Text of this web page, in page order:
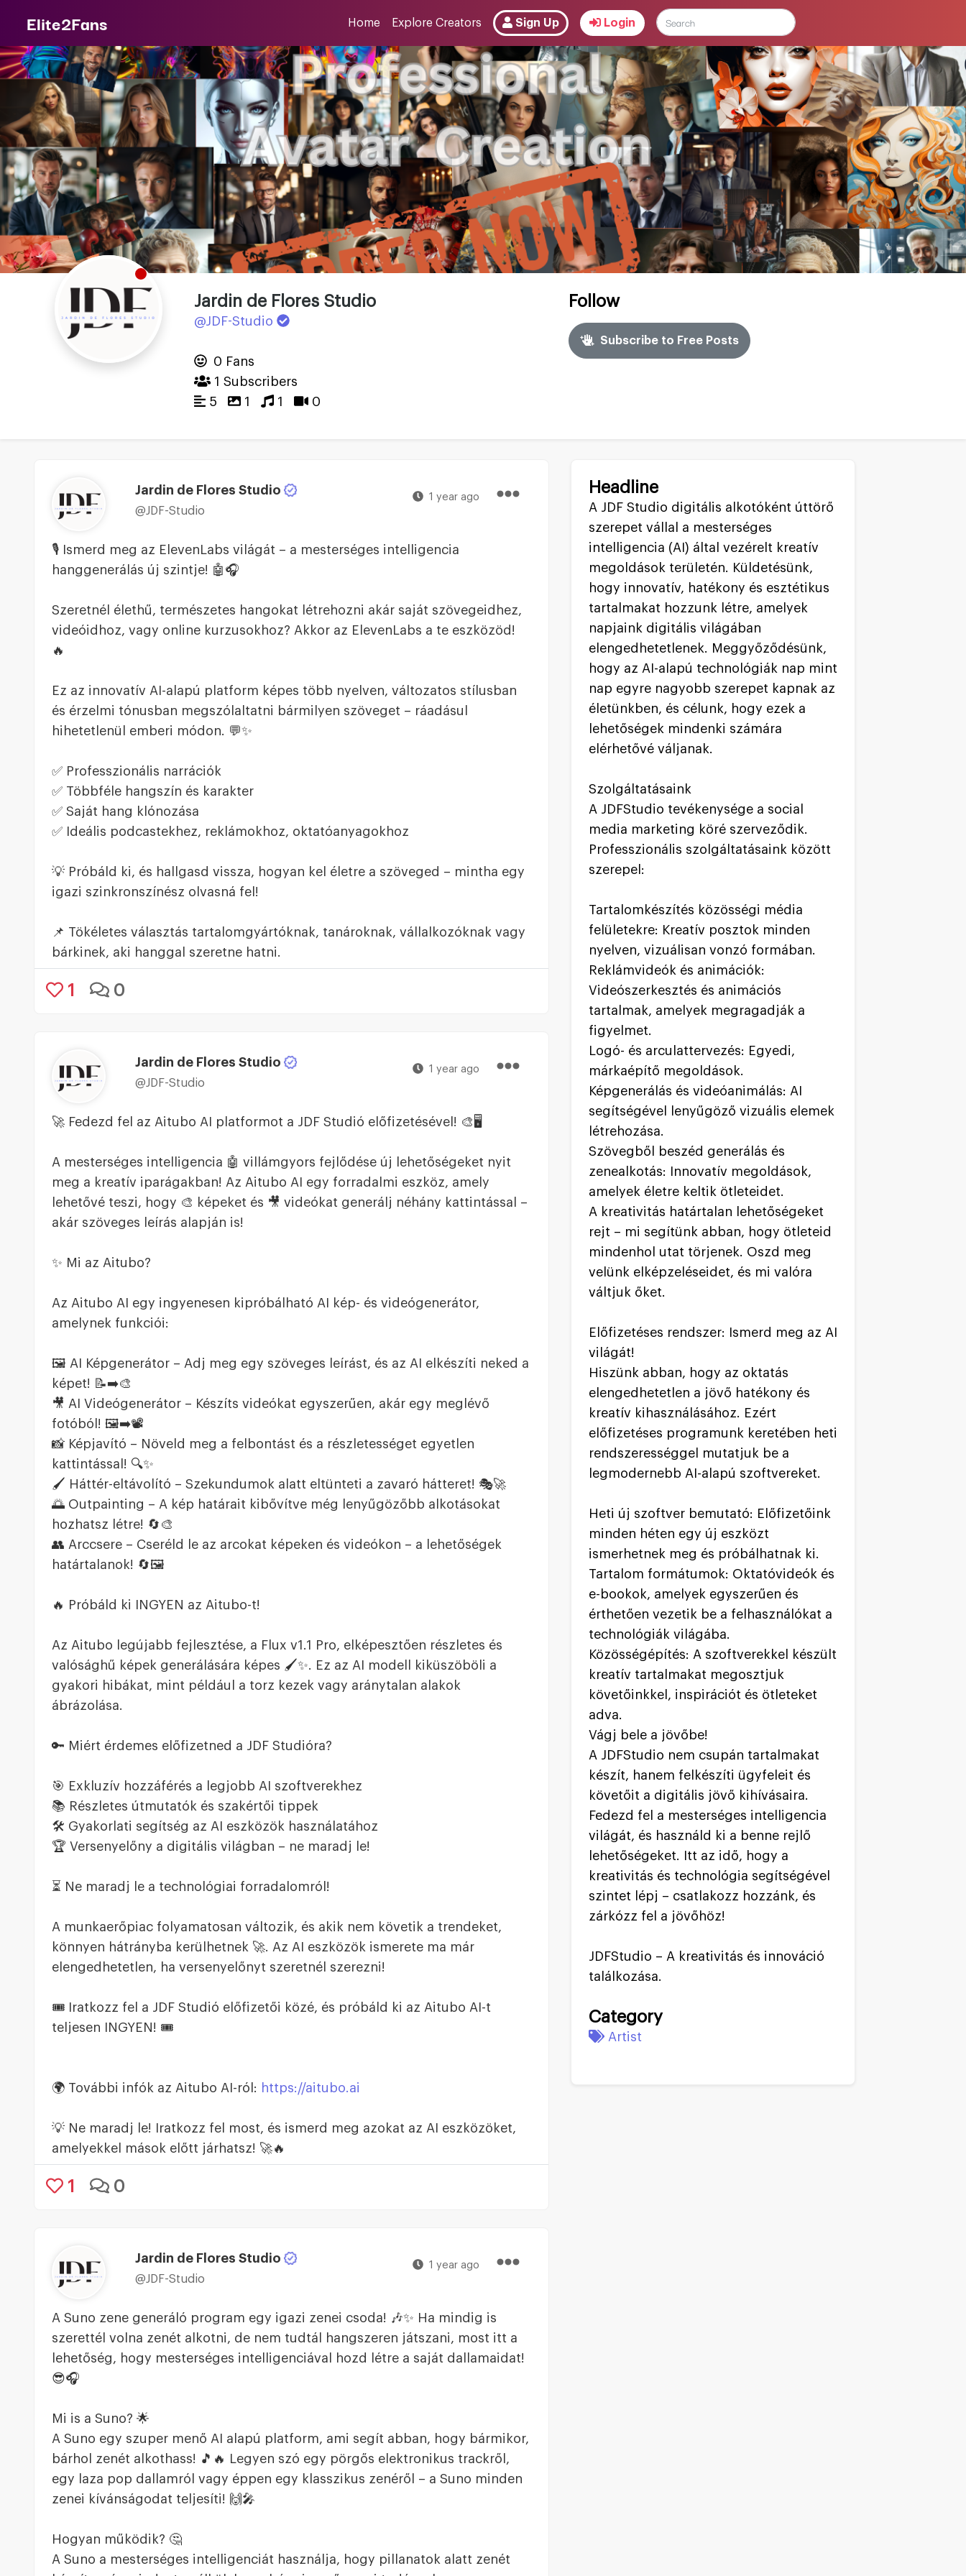
Elite2Fans Home Explore Creators Sign Up Login
Jardin de Flores Studio
@JDF-Studio
0 Fans
1 Subscribers
5
1 1 0
Follow
Subscribe to Free Posts
Jardin de Flores Studio
@JDF-Studio
1 year ago
🎙️ Ismerd meg az ElevenLabs világát – a mesterséges intelligencia
hanggenerálás új szintje! 🤖🎧
Szeretnél élethű, természetes hangokat létrehozni akár saját szövegeidhez,
videóidhoz, vagy online kurzusokhoz? Akkor az ElevenLabs a te eszközöd!
🔥
Ez az innovatív AI-alapú platform képes több nyelven, változatos stílusban
és érzelmi tónusban megszólaltatni bármilyen szöveget – ráadásul
hihetetlenül emberi módon. 💬✨
✅ Professzionális narrációk
✅ Többféle hangszín és karakter
✅ Saját hang klónozása
✅ Ideális podcastekhez, reklámokhoz, oktatóanyagokhoz
💡 Próbáld ki, és hallgasd vissza, hogyan kel életre a szöveged – mintha egy
igazi szinkronszínész olvasná fel!
📌 Tökéletes választás tartalomgyártóknak, tanároknak, vállalkozóknak vagy
bárkinek, aki hanggal szeretne hatni.
1 0
Jardin de Flores Studio
@JDF-Studio
1 year ago
🚀 Fedezd fel az Aitubo AI platformot a JDF Studió előfizetésével! 🎨🖥️
A mesterséges intelligencia 🤖 villámgyors fejlődése új lehetőségeket nyit
meg a kreatív iparágakban! Az Aitubo AI egy forradalmi eszköz, amely
lehetővé teszi, hogy 🎨 képeket és 🎥 videókat generálj néhány kattintással –
akár szöveges leírás alapján is!
✨ Mi az Aitubo?
Az Aitubo AI egy ingyenesen kipróbálható AI kép- és videógenerátor,
amelynek funkciói:
🖼️ AI Képgenerátor – Adj meg egy szöveges leírást, és az AI elkészíti neked a
képet! 📝➡️🎨
🎥 AI Videógenerátor – Készíts videókat egyszerűen, akár egy meglévő
fotóból! 🖼️➡️📽️
📸 Képjavító – Növeld meg a felbontást és a részletességet egyetlen
kattintással! 🔍✨
🖌️ Háttér-eltávolító – Szekundumok alatt eltünteti a zavaró hátteret! 🎭🚀
🌅 Outpainting – A kép határait kibővítve még lenyűgözőbb alkotásokat
hozhatsz létre! 🔄🎨
👥 Arccsere – Cseréld le az arcokat képeken és videókon – a lehetőségek
határtalanok! 🔄🖼️
🔥 Próbáld ki INGYEN az Aitubo-t!
Az Aitubo legújabb fejlesztése, a Flux v1.1 Pro, elképesztően részletes és
valósághű képek generálására képes 🖌️✨. Ez az AI modell kiküszöböli a
gyakori hibákat, mint például a torz kezek vagy aránytalan alakok
ábrázolása.
🔑 Miért érdemes előfizetned a JDF Studióra?
🎯 Exkluzív hozzáférés a legjobb AI szoftverekhez
📚 Részletes útmutatók és szakértői tippek
🛠️ Gyakorlati segítség az AI eszközök használatához
🏆 Versenyelőny a digitális világban – ne maradj le!
⏳ Ne maradj le a technológiai forradalomról!
A munkaerőpiac folyamatosan változik, és akik nem követik a trendeket,
könnyen hátrányba kerülhetnek 🚀. Az AI eszközök ismerete ma már
elengedhetetlen, ha versenyelőnyt szeretnél szerezni!
🎟️ Iratkozz fel a JDF Studió előfizetői közé, és próbáld ki az Aitubo AI-t
teljesen INGYEN! 🎟️
🌍 További infók az Aitubo AI-ról: https://aitubo.ai
💡 Ne maradj le! Iratkozz fel most, és ismerd meg azokat az AI eszközöket,
amelyekkel mások előtt járhatsz! 🚀🔥
1 0
Jardin de Flores Studio
@JDF-Studio
1 year ago
A Suno zene generáló program egy igazi zenei csoda! 🎶✨ Ha mindig is
szerettél volna zenét alkotni, de nem tudtál hangszeren játszani, most itt a
lehetőség, hogy mesterséges intelligenciával hozd létre a saját dallamaidat!
😎🎧
Mi is a Suno? 🌟
A Suno egy szuper menő AI alapú platform, ami segít abban, hogy bármikor,
bárhol zenét alkothass! 🎵🔥 Legyen szó egy pörgős elektronikus trackről,
egy laza pop dallamról vagy éppen egy klasszikus zenéről – a Suno minden
zenei kívánságodat teljesíti! 🙌🎤
Hogyan működik? 🤔
A Suno a mesterséges intelligenciát használja, hogy pillanatok alatt zenét
Headline
A JDF Studio digitális alkotóként úttörő
szerepet vállal a mesterséges
intelligencia (AI) által vezérelt kreatív
megoldások területén. Küldetésünk,
hogy innovatív, hatékony és esztétikus
tartalmakat hozzunk létre, amelyek
napjaink digitális világában
elengedhetetlenek. Meggyőződésünk,
hogy az AI-alapú technológiák nap mint
nap egyre nagyobb szerepet kapnak az
életünkben, és célunk, hogy ezek a
lehetőségek mindenki számára
elérhetővé váljanak.
Szolgáltatásaink
A JDFStudio tevékenysége a social
media marketing köré szerveződik.
Professzionális szolgáltatásaink között
szerepel:
Tartalomkészítés közösségi média
felületekre: Kreatív posztok minden
nyelven, vizuálisan vonzó formában.
Reklámvideók és animációk:
Videószerkesztés és animációs
tartalmak, amelyek megragadják a
figyelmet.
Logó- és arculattervezés: Egyedi,
márkaépítő megoldások.
Képgenerálás és videóanimálás: AI
segítségével lenyűgöző vizuális elemek
létrehozása.
Szövegből beszéd generálás és
zenealkotás: Innovatív megoldások,
amelyek életre keltik ötleteidet.
A kreativitás határtalan lehetőségeket
rejt – mi segítünk abban, hogy ötleteid
mindenhol utat törjenek. Oszd meg
velünk elképzeléseidet, és mi valóra
váltjuk őket.
Előfizetéses rendszer: Ismerd meg az AI
világát!
Hiszünk abban, hogy az oktatás
elengedhetetlen a jövő hatékony és
kreatív kihasználásához. Ezért
előfizetéses programunk keretében heti
rendszerességgel mutatjuk be a
legmodernebb AI-alapú szoftvereket.
Heti új szoftver bemutató: Előfizetőink
minden héten egy új eszközt
ismerhetnek meg és próbálhatnak ki.
Tartalom formátumok: Oktatóvideók és
e-bookok, amelyek egyszerűen és
érthetően vezetik be a felhasználókat a
technológiák világába.
Közösségépítés: A szoftverekkel készült
kreatív tartalmakat megosztjuk
követőinkkel, inspirációt és ötleteket
adva.
Vágj bele a jövőbe!
A JDFStudio nem csupán tartalmakat
készít, hanem felkészíti ügyfeleit és
követőit a digitális jövő kihívásaira.
Fedezd fel a mesterséges intelligencia
világát, és használd ki a benne rejlő
lehetőségeket. Itt az idő, hogy a
kreativitás és technológia segítségével
szintet lépj – csatlakozz hozzánk, és
zárkózz fel a jövőhöz!
JDFStudio – A kreativitás és innováció
találkozása.
Category
Artist